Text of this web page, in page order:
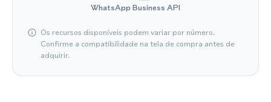
WhatsApp Business API
Os recursos disponíveis podem variar por número.
Confirme a compatibilidade na tela de compra antes de
adquirir.